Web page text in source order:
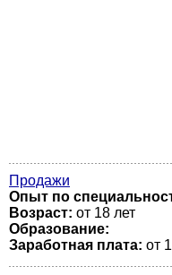
Продажи
Опыт по
Возраст: от 18 лет
Образование:
Заработная плата: от